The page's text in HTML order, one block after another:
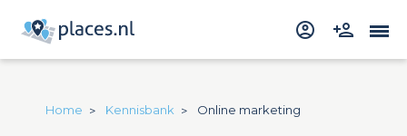
Home Kennisbank Online marketing